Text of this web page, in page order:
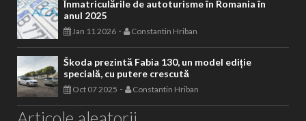
Înmatriculările de autoturisme în Romania în
anul 2025
Jan 11 2026 - Constantin Hriban
Škoda prezintă Fabia 130, un model ediție
specială, cu putere crescută
Oct 07 2025 - Constantin Hriban